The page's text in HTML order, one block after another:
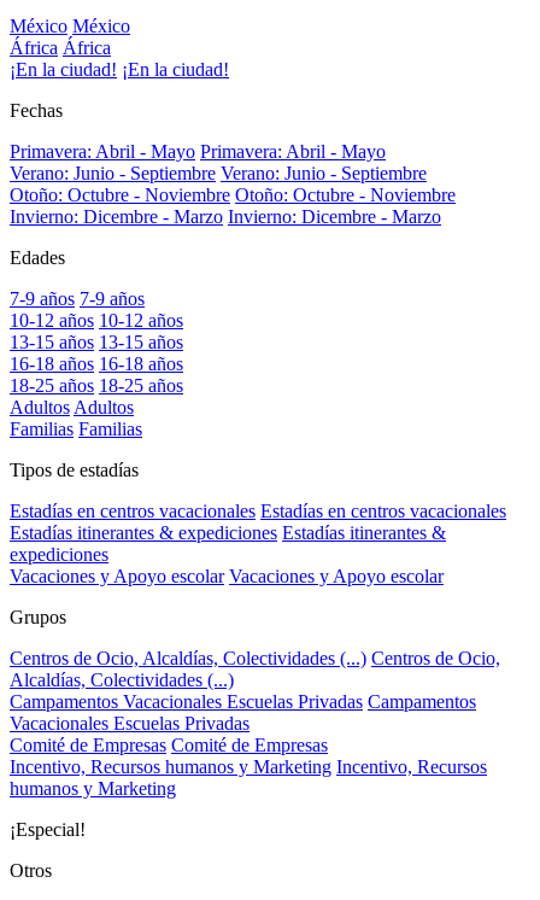
México México
África África
¡En la ciudad! ¡En la ciudad!
Fechas
Primavera: Abril - Mayo Primavera: Abril - Mayo
Verano: Junio - Septiembre Verano: Junio - Septiembre
Otoño: Octubre - Noviembre Otoño: Octubre - Noviembre
Invierno: Dicembre - Marzo Invierno: Dicembre - Marzo
Edades
7-9 años 7-9 años
10-12 años 10-12 años
13-15 años 13-15 años
16-18 años 16-18 años
18-25 años 18-25 años
AdultosAdultos
Familias Familias
Tipos de estadías
Estadías en centros vacacionales Estadías en centros vacacionales
Estadías itinerantes & expediciones Estadías itinerantes &
expediciones
Vacaciones y Apoyo escolar Vacaciones y Apoyo escolar
Grupos
Centros de Ocio, Alcaldías, Colectividades (...) Centros de Ocio,
Alcaldías, Colectividades (...)
Campamentos Vacacionales Escuelas Privadas Campamentos
Vacacionales Escuelas Privadas
Comité de Empresas Comité de Empresas
Incentivo, Recursos humanos y Marketing Incentivo, Recursos
humanos y Marketing
¡Especial!
Otros